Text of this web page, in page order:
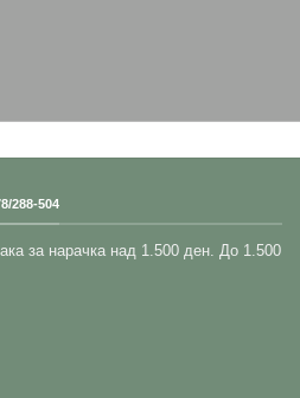
288-504
за нарачка над 1.500 ден. До 1.500